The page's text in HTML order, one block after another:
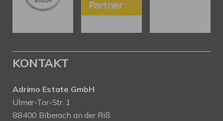
KONTAKT
Adrimo Estate GmbH
Ulmer-Tor-Str. 1
88400 Biberach an der Riß